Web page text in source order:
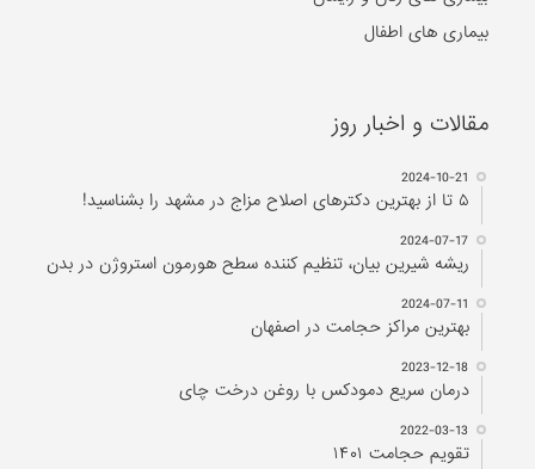
بیماری های اطفال
مقالات و اخبار روز
2024-10-21
۵ تا از بهترین دکتر‌های اصلاح مزاج در مشهد را بشناسید!
2024-07-17
ریشه شیرین بیان، تنظیم کننده سطح هورمون استروژن در بدن
2024-07-11
بهترین مراکز حجامت در اصفهان
2023-12-18
درمان سریع دمودکس با روغن درخت چای
2022-03-13
تقویم حجامت ۱۴۰۱